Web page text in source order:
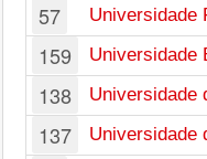
57 Universidade
159 Universidade
138 Universidade
137 Universidade